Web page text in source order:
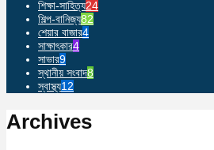
শিক্ষা-সাহিত্য24
শিল্প-বানিজ্য82
শেয়ার বাজার4
সাক্ষাৎকার4
সাভার9
স্থানীয় সংবাদ8
স্বাস্থ্য12
Archives